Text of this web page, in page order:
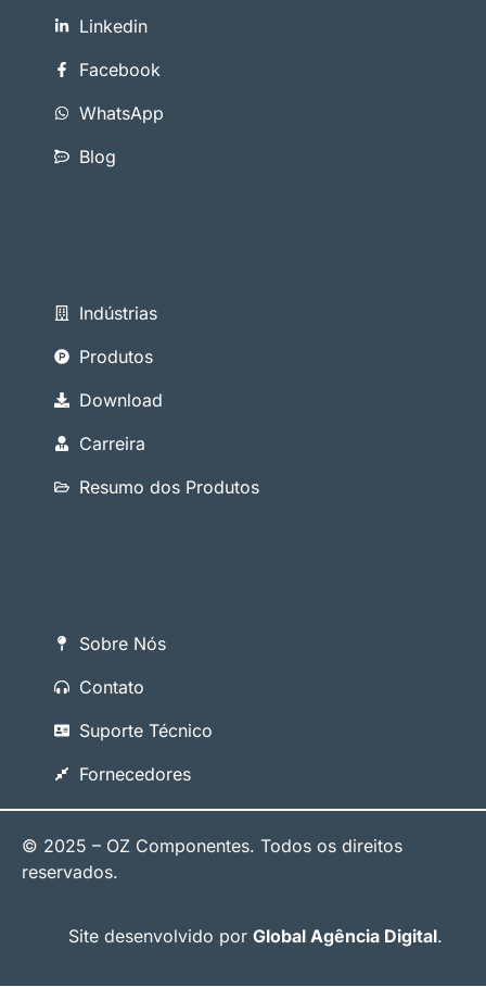
Linkedin
Facebook
WhatsApp
Blog
Indústrias
Produtos
Download
Carreira
Resumo dos Produtos
Sobre Nós
Contato
Suporte Técnico
Fornecedores
© 2025 – OZ Componentes. Todos os direitos
reservados.
Site desenvolvido por Global Agência Digital.